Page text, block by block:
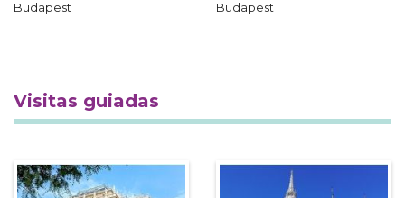
Budapest
Budapest
Visitas guiadas